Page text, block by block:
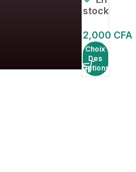
me
stock
2,000 CFA
Choix
Des
Options